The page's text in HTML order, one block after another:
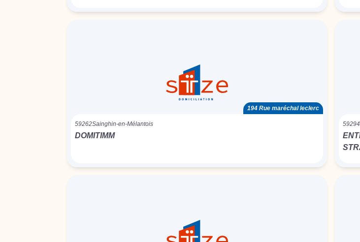
194 Rue maréchal leclerc
59262Sainghin-en-Mélantois
DOMITIMM
59294